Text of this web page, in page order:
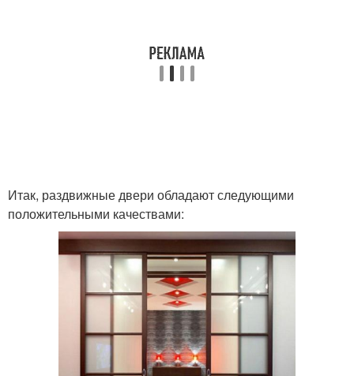
Итак, раздвижные двери обладают следующими
положительными качествами: